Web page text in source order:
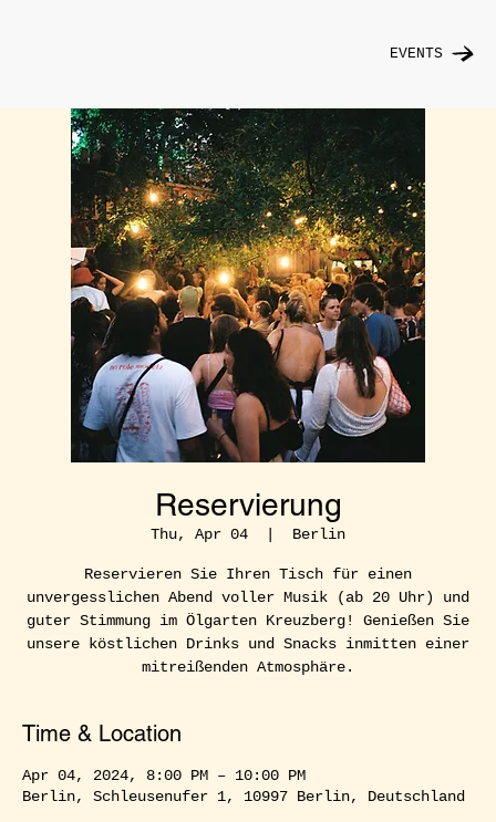
EVENTS
Reservierung
Thu, Apr 04
  |
Berlin
Reservieren Sie Ihren Tisch für einen
unvergesslichen Abend voller Musik (ab 20 Uhr) und
guter Stimmung im Ölgarten Kreuzberg! Genießen Sie
unsere köstlichen Drinks und Snacks inmitten einer
mitreißenden Atmosphäre.
Time & Location
Apr 04, 2024, 8:00 PM – 10:00 PM
Berlin, Schleusenufer 1, 10997 Berlin, Deutschland